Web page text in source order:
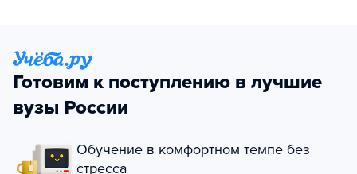
Готовим к поступлению в лучшие
вузы России
Обучение в комфортном темпе без
стресса